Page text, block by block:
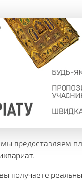
предоставляем
получаете